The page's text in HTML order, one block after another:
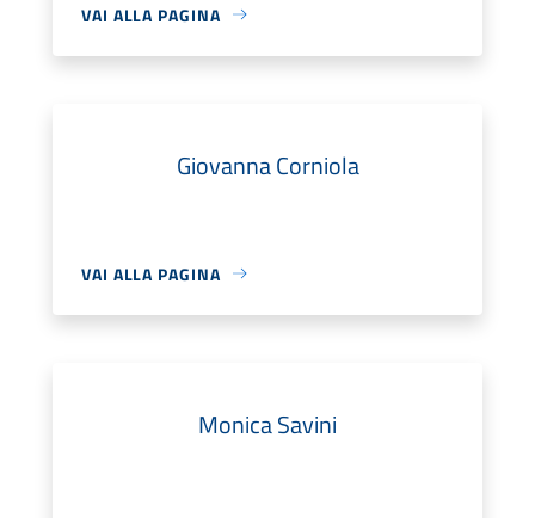
VAI ALLA PAGINA
Giovanna Corniola
VAI ALLA PAGINA
Monica Savini